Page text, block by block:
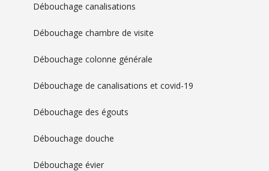
Débouchage canalisations
Débouchage chambre de visite
Débouchage colonne générale
Débouchage de canalisations et covid-19
Débouchage des égouts
Débouchage douche
Débouchage évier